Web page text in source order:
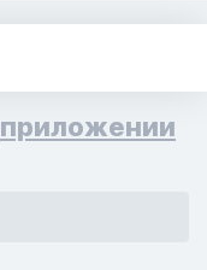
приложении